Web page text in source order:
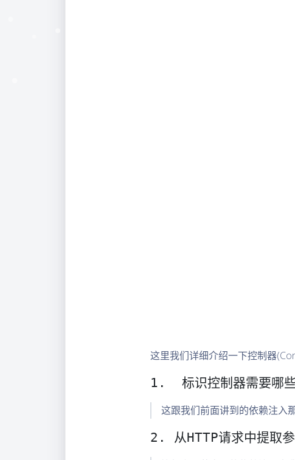
这里我们详细介绍一下控制器
1.  标识控制器需要哪些
这跟我们前面讲到的依赖注入
2. 从HTTP请求中提取参